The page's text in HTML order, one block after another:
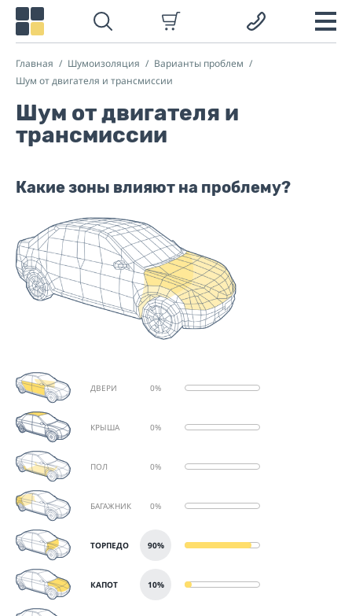
Главная Шумоизоляция
Варианты проблем
Шум от двигателя и трансмиссии
Шум от двигателя и
трансмиссии
Какие зоны влияют на проблему?
ДВЕРИ 0%
КРЫША 0%
ПОЛ 0%
БАГАЖНИК 0%
ТОРПЕДО 90%
КАПОТ 10%